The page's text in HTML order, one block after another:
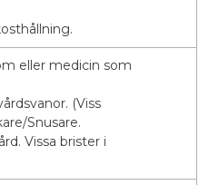
eller medicin som
(Viss
Snusare.
Vissa brister i